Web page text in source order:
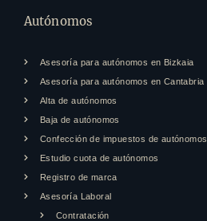
Autónomos
Asesoría para autónomos en Bizkaia
Asesoría para autónomos en Cantabria
Alta de autónomos
Baja de autónomos
Confección de impuestos de autónomos
Estudio cuota de autónomos
Registro de marca
Asesoría Laboral
Contratación